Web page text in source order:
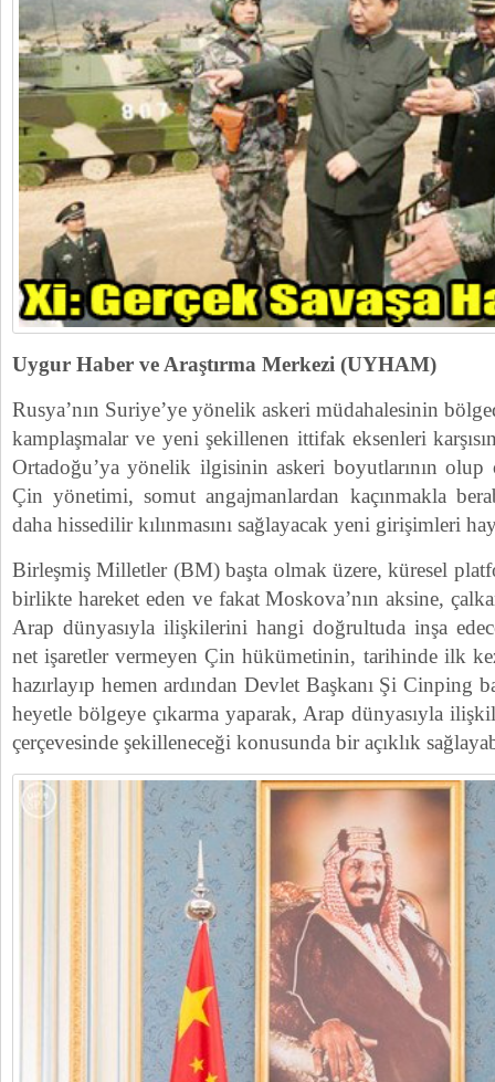
Uygur Haber ve Araştırma Merkezi (UYHAM)
Rusya’nın Suriye’ye yönelik askeri müdahalesinin
kamplaşmalar ve yeni şekillenen ittifak eksenleri
Ortadoğu’ya yönelik ilgisinin askeri boyutlarının olup
Çin yönetimi, somut angajmanlardan kaçınmakla
daha hissedilir kılınmasını sağlayacak yeni girişimleri
Birleşmiş Milletler (BM) başta olmak üzere, küresel
birlikte hareket eden ve fakat Moskova’nın aksine,
Arap dünyasıyla ilişkilerini hangi doğrultuda inşa
net işaretler vermeyen Çin hükümetinin, tarihinde ilk
hazırlayıp hemen ardından Devlet Başkanı Şi Cinping
heyetle bölgeye çıkarma yaparak, Arap dünyasıyla
çerçevesinde şekilleneceği konusunda bir açıklık